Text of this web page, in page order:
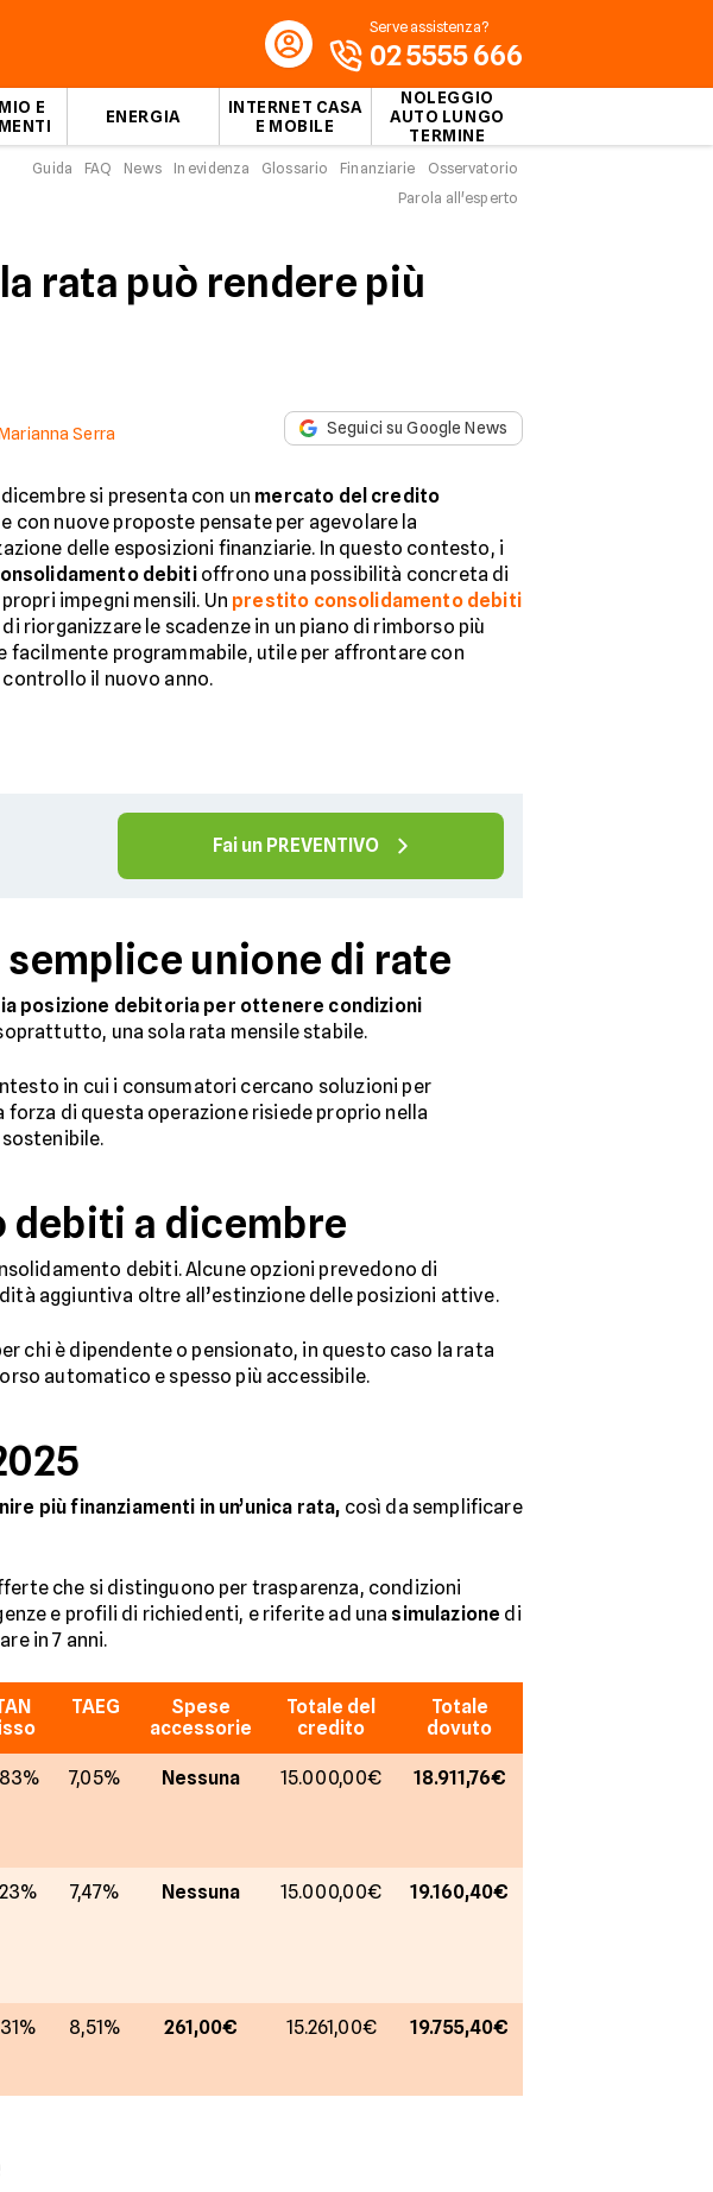
E
ENERGIA
INTERNET CASA
E MOBILE
NOLEGGIO
AUTO LUNGO
TERMINE
Serve assistenza?
02 5555 666
Guida FAQ News In evidenza Glossario Finanziarie
Osservatorio
Parola all'esperto
rata può rendere più
Serra Seguici su Google News
si presenta con un mercato del credito
e con nuove proposte pensate per agevolare la
delle esposizioni finanziarie. In questo contesto, i
debitioffrono una possibilità concreta di
impegni mensili. Un prestito consolidamento debiti
riorganizzare le scadenze in un piano di rimborso più
facilmente programmabile, utile per affrontare con
il nuovo anno.
Fai un PREVENTIVO
unione di rate
posizione debitoria per ottenere condizioni
una sola rata mensile stabile.
in cui i consumatori cercano soluzioni per
di questa operazione risiede proprio nella
a dicembre
debiti. Alcune opzioni prevedono di
aggiuntiva oltre all’estinzione delle posizioni attive.
chi è dipendente o pensionato, in questo caso la rata
automatico e spesso più accessibile.
più finanziamenti in un’unica rata, così da semplificare
che si distinguono per trasparenza, condizioni
e profili di richiedenti, e riferite ad una simulazione di
in 7 anni.
TAEG
Spese
accessorie
Totale del
credito
Totale
dovuto
7,05% Nessuna 15.000,00€ 18.911,76€
7,47% Nessuna 15.000,00€ 19.160,40€
8,51% 261,00€ 15.261,00€ 19.755,40€